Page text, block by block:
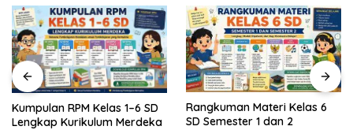
Rangkuman Materi Kelas 6
SD Semester 1 dan 2
Rangkuman Materi Kelas 5
SD Semester 1 dan 2